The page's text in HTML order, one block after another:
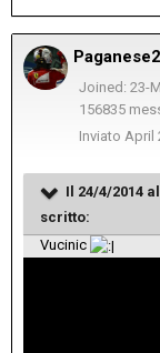
Joined: 23-
156835
Inviato April
Il 24/4/2014
scritto:
Vucinic